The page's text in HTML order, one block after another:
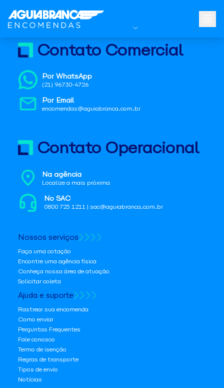
Contato Comercial
Por WhatsApp
(21) 96730-4726
Por Email
encomendas@aguiabranca.com.br
Contato Operacional
Na agência
Localize a mais próxima
No SAC
0800 725 1211 | sac@aguiabranca.com.br
Nossos serviços
Faça uma cotação
Encontre uma agência física
Conheça nossa área de atuação
Solicitar coleta
Ajuda e suporte
Rastrear sua encomenda
Como enviar
Perguntas Frequentes
Fale conosco
Termo de isenção
Regras de transporte
Tipos de envio
Notícias